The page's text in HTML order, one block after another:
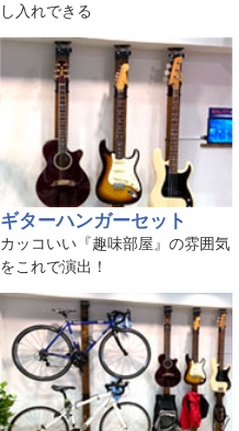
し入れできる
ギターハンガーセット
カッコいい『趣味部屋』の雰囲気
をこれで演出！